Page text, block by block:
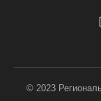
© 2023